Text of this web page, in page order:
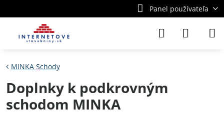
Panel používateľa
MINKA Schody
Doplnky k podkrovným
schodom MINKA